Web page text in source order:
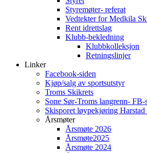
Styremøter- referat
Vedtekter for Medkila
Rent idrettslag
Klubb-bekledning
Klubbkolleksjon
Retningslinjer
Linker
Facebook-siden
Kjøp/salg av sportsutstyr
Troms Skikrets
Sone Sør-Troms langrenn- FB-
Skisporet løypekjøring
Årsmøter
Årsmøte 2026
Årsmøte2025
Årsmøte 2024